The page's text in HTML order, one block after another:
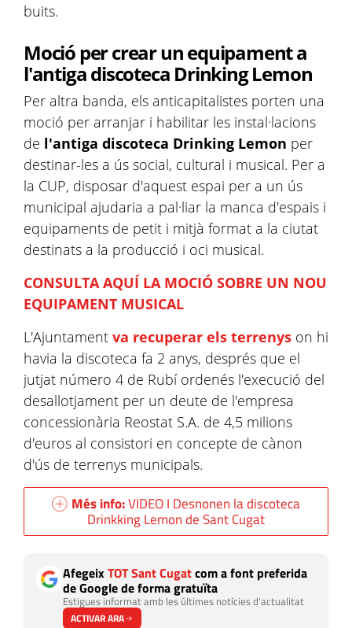
buits.
Moció per crear un equipament a
l'antiga discoteca Drinking Lemon
Per altra banda, els anticapitalistes porten una
moció per arranjar i habilitar les instal·lacions
de l'antiga discoteca Drinking Lemon per
destinar-les a ús social, cultural i musical. Per a
la CUP, disposar d'aquest espai per a un ús
municipal ajudaria a pal·liar la manca d'espais i
equipaments de petit i mitjà format a la ciutat
destinats a la producció i oci musical.
CONSULTA AQUÍ LA MOCIÓ SOBRE UN NOU
EQUIPAMENT MUSICAL
L'Ajuntament va recuperar els terrenys on hi
havia la discoteca fa 2 anys, després que el
jutjat número 4 de Rubí ordenés l'execució del
desallotjament per un deute de l'empresa
concessionària Reostat S.A. de 4,5 milions
d'euros al consistori en concepte de cànon
d'ús de terrenys municipals.
Més info:VIDEO I Desnonen la discoteca
Drinkking Lemon de Sant Cugat
AfegeixTOT Sant Cugatcom a font preferida
de Google de forma gratuïta
Estigues informat amb les últimes notícies d'actualitat
ACTIVAR ARA